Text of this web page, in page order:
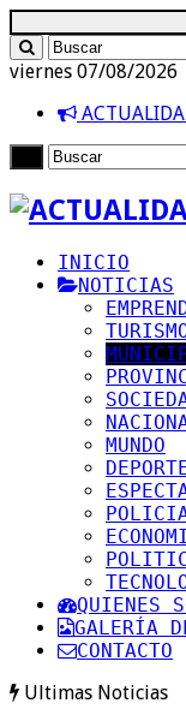
viernes 07/08/2026
INICIO
NOTICIAS
MUNDO
QUIENES
GALERÍA
CONTACTO
Ultimas Noticias